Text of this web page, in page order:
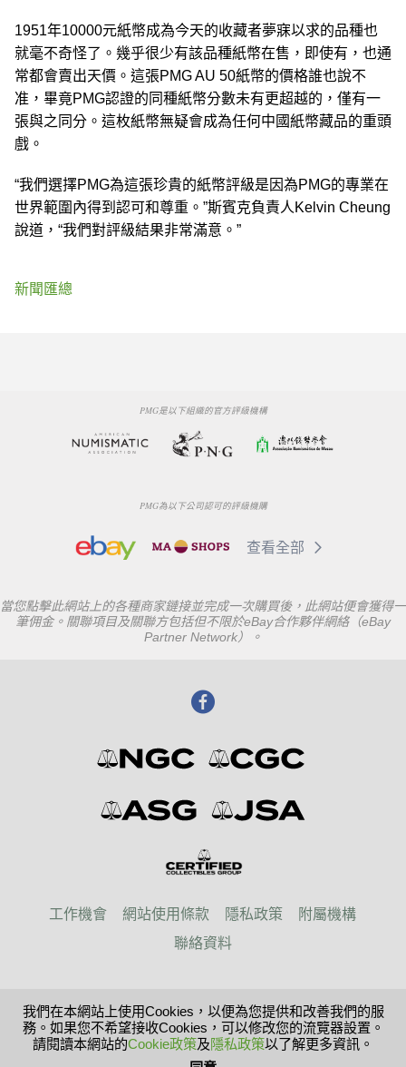
1951年10000元紙幣成為今天的收藏者夢寐以求的品種也
就毫不奇怪了。幾乎很少有該品種紙幣在售，即使有，也通
常都會賣出天價。這張PMG AU 50紙幣的價格誰也說不
准，畢竟PMG認證的同種紙幣分數未有更超越的，僅有一
張與之同分。這枚紙幣無疑會成為任何中國紙幣藏品的重頭
戲。
“我們選擇PMG為這張珍貴的紙幣評級是因為PMG的專業在
世界範圍內得到認可和尊重。”斯賓克負責人Kelvin Cheung
說道，“我們對評級結果非常滿意。”
新聞匯總
PMG是以下組織的官方評級機構
PMG為以下公司認可的評級機購
查看全部
當您點擊此網站上的各種商家鏈接並完成一次購買後，此網站便會獲得一
筆佣金。關聯項目及關聯方包括但不限於eBay合作夥伴網絡（eBay
Partner Network）。
工作機會 網站使用條款 隱私政策
附屬機構
聯絡資料
© 2026 Paper Money Guaranty
香港-中国
United States
我們在本網站上使用Cookies，以便為您提供和改善我們的服
務。如果您不希望接收Cookies，可以修改您的流覽器設置。
請閱讀本網站的Cookie政策及隱私政策以了解更多資訊。